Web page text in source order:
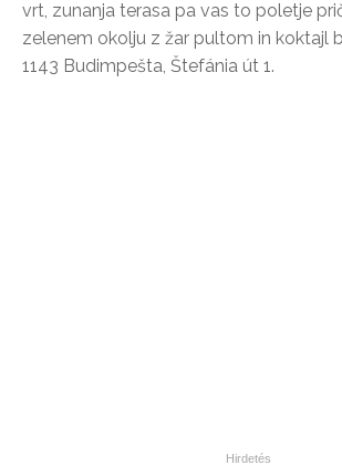
vrt, zunanja terasa pa vas to poletje
zelenem okolju z žar pultom in koktajl
1143 Budimpešta, Štefánia út 1.